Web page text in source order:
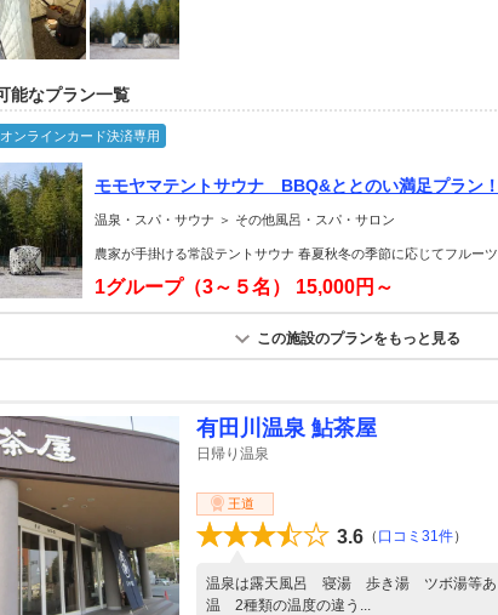
能なプラン一覧
オンラインカード決済専用
モモヤマテントサウナ BBQ&ととのい満足プラン！
温泉・スパ・サウナ ＞ その他風呂・スパ・サロン
農家が手掛ける常設テントサウナ 春夏秋冬の季節に応じてフルー
1グループ（3～５名） 15,000円～
この施設のプランをもっと見る
有田川温泉 鮎茶屋
日帰り温泉
王道
3.6 （ 口コミ31件）
温泉は露天風呂 寝湯 歩き湯 ツボ湯等あ
温 2種類の温度の違う...